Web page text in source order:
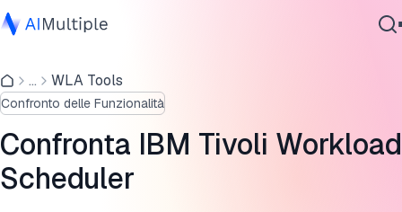
IA Agente
Sicurezza Informatica
Dati
Software Aziendale
Servizi
... WLA Tools
Confronto delle Funzionalità
Confronta IBM Tivoli Workload
Scheduler
Funzionalità
Ulteriori letture